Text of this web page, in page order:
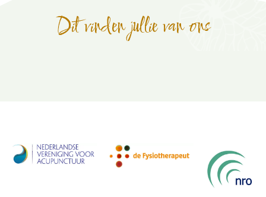
Dit vinden jullie van ons